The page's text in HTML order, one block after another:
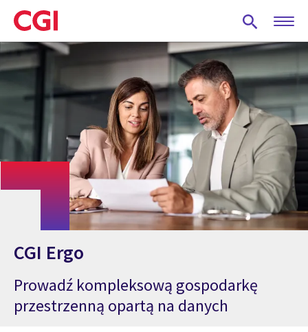
Skip
to
main
content
CGI Ergo
Prowadź kompleksową gospodarkę
przestrzenną opartą na danych